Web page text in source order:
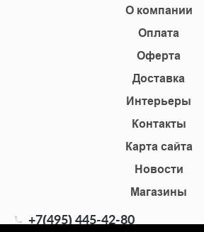
О компании
Оплата
Оферта
Доставка
Интерьеры
Контакты
Карта сайта
Новости
Магазины
+7(495) 445-42-80